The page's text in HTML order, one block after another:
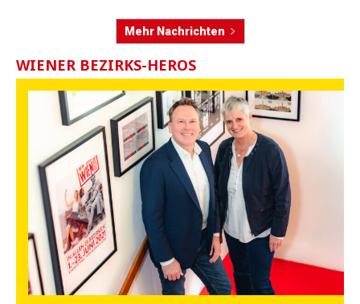
Mehr Nachrichten
WIENER BEZIRKS-HEROS